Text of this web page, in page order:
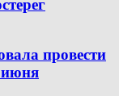
провести